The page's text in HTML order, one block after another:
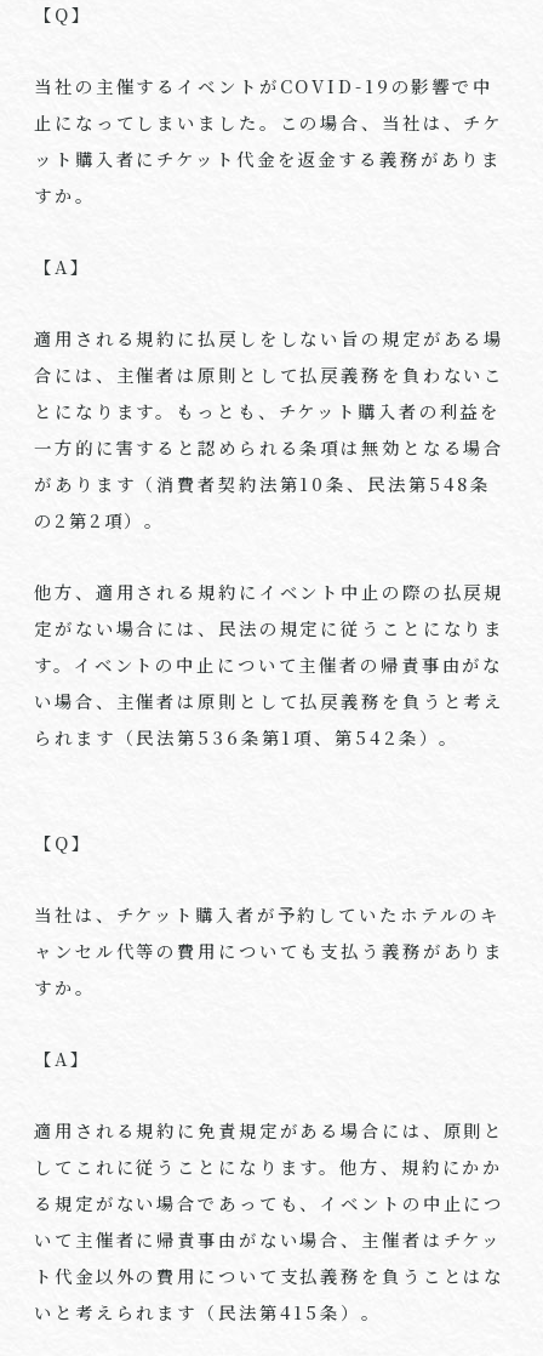
【Q】
当社の主催するイベントがCOVID-19 の影響で中
止になってしまいました。この場合、当社は、チケ
ット購入者にチケット代金を返金する義務がありま
すか。
【A】
適用される規約に払戻しをしない旨の規定がある場
合には、主催者は原則として払戻義務を負わないこ
とになります。もっとも、チケット購入者の利益を
一方的に害すると認められる条項は無効となる場合
があります（消費者契約法第10条、民法第548条
の 2第2 項）。
他方、適用される規約にイベント中止の際の払戻規
定がない場合には、民法の規定に従うことになりま
す。イベントの中止について主催者の帰責事由がな
い場合、主催者は原則として払戻義務を負うと考え
られます（民法第536条第1 項、第542条）。
【Q】
当社は、チケット購入者が予約していたホテルのキ
ャンセル代等の費用についても支払う義務がありま
すか。
【A】
適用される規約に免責規定がある場合には、原則と
してこれに従うことになります。他方、規約にかか
る規定がない場合であっても、イベントの中止につ
いて主催者に帰責事由がない場合、主催者はチケッ
ト代金以外の費用について支払義務を負うことはな
いと考えられます（民法第415条）。